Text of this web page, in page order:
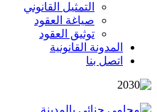
التمثيل القانوني
صياغة العقود
توثيق العقود
المدونة القانونية
اتصل بنا